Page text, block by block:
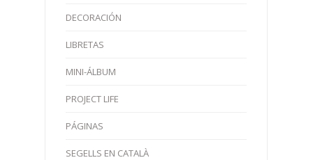
DECORACIÓN
LIBRETAS
MINI-ÁLBUM
PROJECT LIFE
PÁGINAS
SEGELLS EN CATALÀ